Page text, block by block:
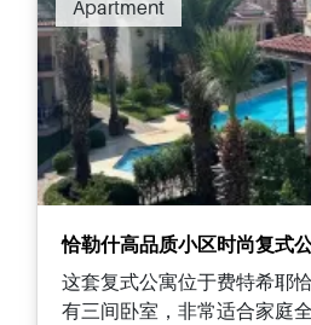
Apartment
恰勒什高品质小区时尚复式
这套复式公寓位于费特希耶
有三间卧室，非常适合家庭